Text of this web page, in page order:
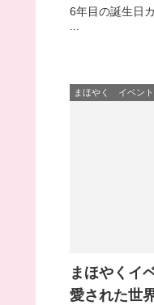
6年目の誕生日
まほやく イベント
まほやくイ
愛された世